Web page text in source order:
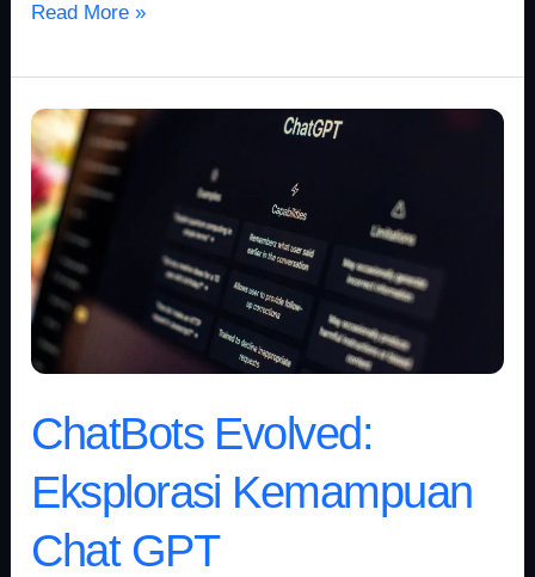
Read More »
ChatBots Evolved:
Eksplorasi Kemampuan
Chat GPT
ChatBots
Evolved:
Eksplorasi
Kemampuan
Chat
GPT